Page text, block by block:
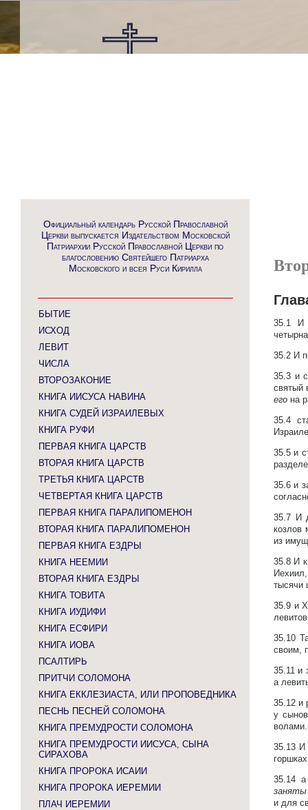
Официальный календарь Русской Православной
Церкви выпускается Издательством Московской
Патриархии Русской Православной Церкви по
благословению Святейшего Патриарха
Московского и всея Руси Кирилла
БЫТИЕ
ИСХОД
ЛЕВИТ
ЧИСЛА
ВТОРОЗАКОНИЕ
КНИГА ИИСУСА НАВИНА
КНИГА СУДЕЙ ИЗРАИЛЕВЫХ
КНИГА РУФИ
ПЕРВАЯ КНИГА ЦАРСТВ
ВТОРАЯ КНИГА ЦАРСТВ
ТРЕТЬЯ КНИГА ЦАРСТВ
ЧЕТВЕРТАЯ КНИГА ЦАРСТВ
ПЕРВАЯ КНИГА ПАРАЛИПОМЕНОН
ВТОРАЯ КНИГА ПАРАЛИПОМЕНОН
ПЕРВАЯ КНИГА ЕЗДРЫ
КНИГА НЕЕМИИ
ВТОРАЯ КНИГА ЕЗДРЫ
КНИГА ТОВИТА
КНИГА ИУДИФИ
КНИГА ЕСФИРИ
КНИГА ИОВА
ПСАЛТИРЬ
ПРИТЧИ СОЛОМОНА
КНИГА ЕККЛЕЗИАСТА, ИЛИ ПРОПОВЕДНИКА
ПЕСНЬ ПЕСНЕЙ СОЛОМОНА
КНИГА ПРЕМУДРОСТИ СОЛОМОНА
КНИГА ПРЕМУДРОСТИ ИИСУСА, СЫНА
СИРАХОВА
КНИГА ПРОРОКА ИСАИИ
КНИГА ПРОРОКА ИЕРЕМИИ
ПЛАЧ ИЕРЕМИИ
35.1
И
35.2 И
35.3 и
святый
его на
35.4
35.5 и
35.6 и
35.7 И
козлов
из
35.8 И
тысячи
35.9 и
35.10
своим,
35.11 и
а
35.12 и
у
волами.
35.13 И
35.14
заняты
и для